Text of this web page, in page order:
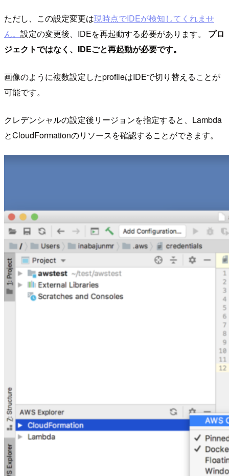
ただし、この設定変更は現時点でIDEが検知してくれませ
ん。 設定の変更後、IDEを再起動する必要があります。 プロ
ジェクトではなく、IDEごと再起動が必要です。
画像のように複数設定したprofileはIDEで切り替えることが
可能です。
クレデンシャルの設定後リージョンを指定すると、Lambda
とCloudFormationのリソースを確認することができます。